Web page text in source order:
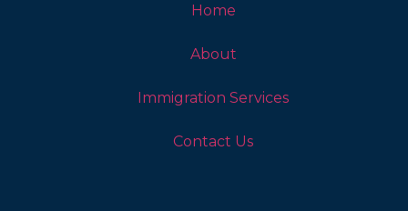
Home
About
Immigration Services
Contact Us